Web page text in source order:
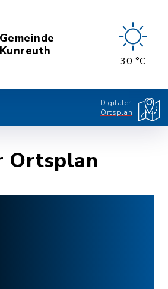
Gemeinde
Kunreuth
30 °C
Digitaler
Ortsplan
Ortsplan